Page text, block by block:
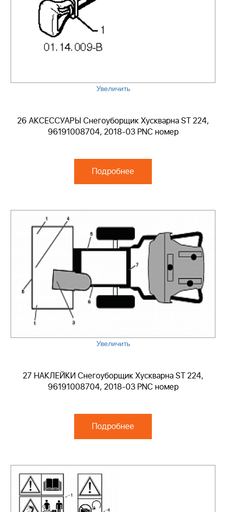
Увеличить
26 АКСЕССУАРЫ Снегоуборщик Хускварна ST 224,
96191008704, 2018-03 PNC номер
Подробнее
Увеличить
27 НАКЛЕЙКИ Снегоуборщик Хускварна ST 224,
96191008704, 2018-03 PNC номер
Подробнее